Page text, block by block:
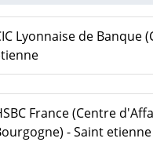
Lyonnaise de Banque
France (Centre
- Saint etienne